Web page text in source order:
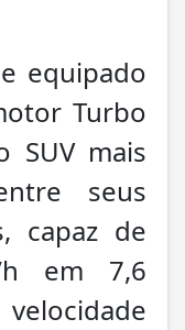
equipado
Turbo
SUV mais
seus
capaz de
em 7,6